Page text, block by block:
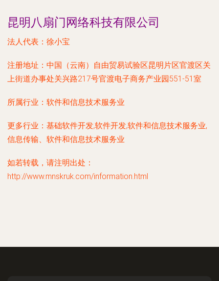
昆明八扇门网络科技有限公司
法人代表： 徐小宝
注册地址： 中国（云南）自由贸易试验区昆明片区官渡区关
上街道办事处关兴路217号官渡电子商务产业园551-51室
所属行业： 软件和信息技术服务业
更多行业： 基础软件开发,软件开发,软件和信息技术服务业,
信息传输、软件和信息技术服务业
如若转载，请注明出处：
http://www.mnskruk.com/information.html